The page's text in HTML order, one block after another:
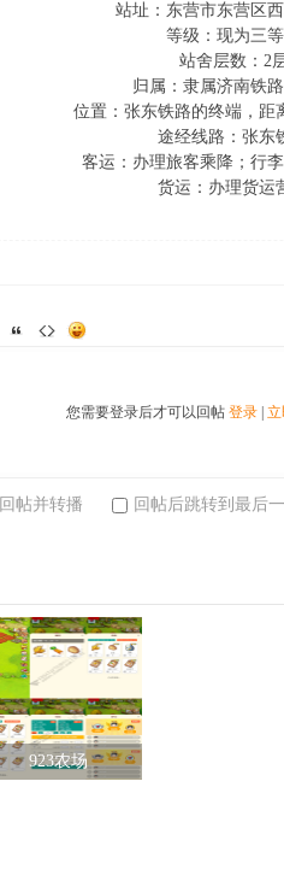
站址：东营市东营区
等级：现为三
站舍层数：2
归属：隶属济南铁
位置：张东铁路的终端，距
途经线路：张东
客运：办理旅客乘降；行
货运：办理货运
您需要登录后才可以回帖 登录
回帖并转播 回帖后跳转到最后
923农场